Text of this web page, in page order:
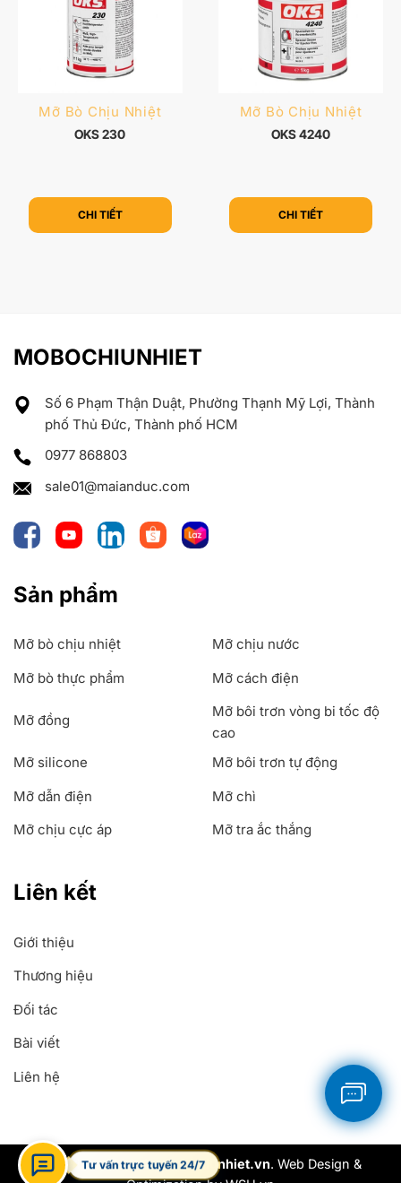
Mỡ Bò Chịu Nhiệt
OKS 230
CHI TIẾT
Mỡ Bò Chịu Nhiệt
OKS 4240
CHI TIẾT
MOBOCHIUNHIET
Số 6 Phạm Thận Duật, Phường Thạnh Mỹ Lợi, Thành
phố Thủ Đức, Thành phố HCM
0977 868803
sale01@maianduc.com
Sản phẩm
Mỡ bò chịu nhiệt
Mỡ chịu nước
Mỡ bò thực phẩm
Mỡ cách điện
Mỡ đồng
Mỡ bôi trơn vòng bi tốc độ
cao
Mỡ silicone
Mỡ bôi trơn tự động
Mỡ dẫn điện
Mỡ chì
Mỡ chịu cực áp
Mỡ tra ắc thắng
Liên kết
Giới thiệu
Thương hiệu
Đối tác
Bài viết
Liên hệ
Copyright 2026 ©Mobochiunhiet.vn. Web Design &
Tư vấn trực tuyến 24/7